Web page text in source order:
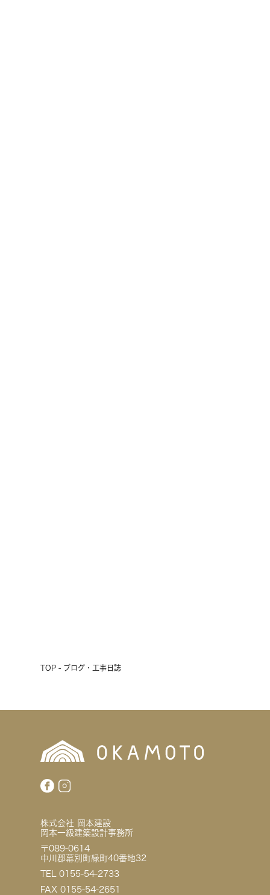
TOP - ブログ・工事日誌
株式会社 岡本建設
岡本一級建築設計事務所
〒089-0614
中川郡幕別町緑町40番地32
TEL 0155-54-2733
FAX 0155-54-2651